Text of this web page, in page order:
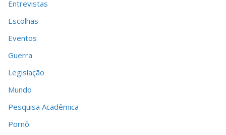
Entrevistas
Escolhas
Eventos
Guerra
Legislação
Mundo
Pesquisa Acadêmica
Pornô